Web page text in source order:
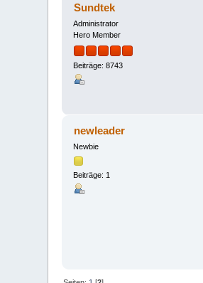
Sundtek
Administrator
Hero Member
Beiträge: 8743
newleader
Newbie
Beiträge: 1